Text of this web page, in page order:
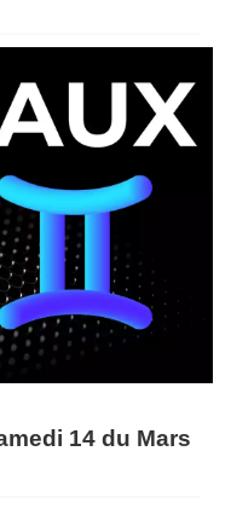
14 du Mars